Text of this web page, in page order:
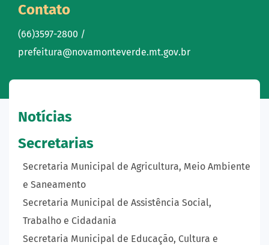
Contato
(66)3597-2800 /
prefeitura@novamonteverde.mt.gov.br
Notícias
Secretarias
Secretaria Municipal de Agricultura, Meio Ambiente
e Saneamento
Secretaria Municipal de Assistência Social,
Trabalho e Cidadania
Secretaria Municipal de Educação, Cultura e